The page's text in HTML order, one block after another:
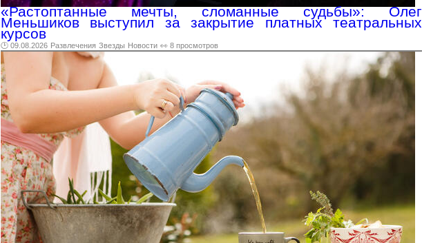
«Растоптанные мечты, сломанные судьбы»: Олег
Меньшиков выступил за закрытие платных театральных
курсов
🕑 09.08.2026 Развлечения Звезды Новости 👀 8 просмотров